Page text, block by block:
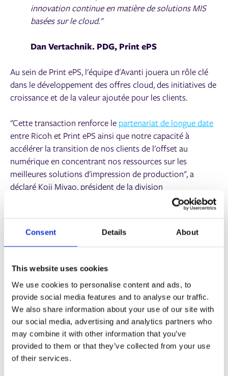
Consent Details About
This website uses cookies
We use cookies to personalise content and ads, to
provide social media features and to analyse our traffic.
We also share information about your use of our site with
our social media, advertising and analytics partners who
may combine it with other information that you’ve
provided to them or that they’ve collected from your use
of their services.
innovation continue en matière de solutions MIS
basées sur le cloud."
Dan Vertachnik. PDG, Print ePS
Au sein de Print ePS, l'équipe d'Avanti jouera un rôle clé
dans le développement des offres cloud, des initiatives de
croissance et de la valeur ajoutée pour les clients.
"Cette transaction renforce le partenariat de longue date
entre Ricoh et Print ePS ainsi que notre capacité à
accélérer la transition de nos clients de l'offset au
numérique en concentrant nos ressources sur les
meilleures solutions d'impression de production", a
déclaré Koji Miyao, président de la division
Avanti est l'un des principaux fournisseurs de solutions
d'automatisation des flux d'impression MIS conçues pour
taille moyenne et grande. La technologie d'Avanti favorise
la croissance de l'entreprise et l'efficacité opérationnelle,
permettant aux fournisseurs de services d'impression de
rationaliser la production et d'améliorer l'expérience des
clients. Basé à Toronto, au Canada, Avanti sert des
centaines de clients au Royaume-Uni, aux États-Unis et au
Canada.